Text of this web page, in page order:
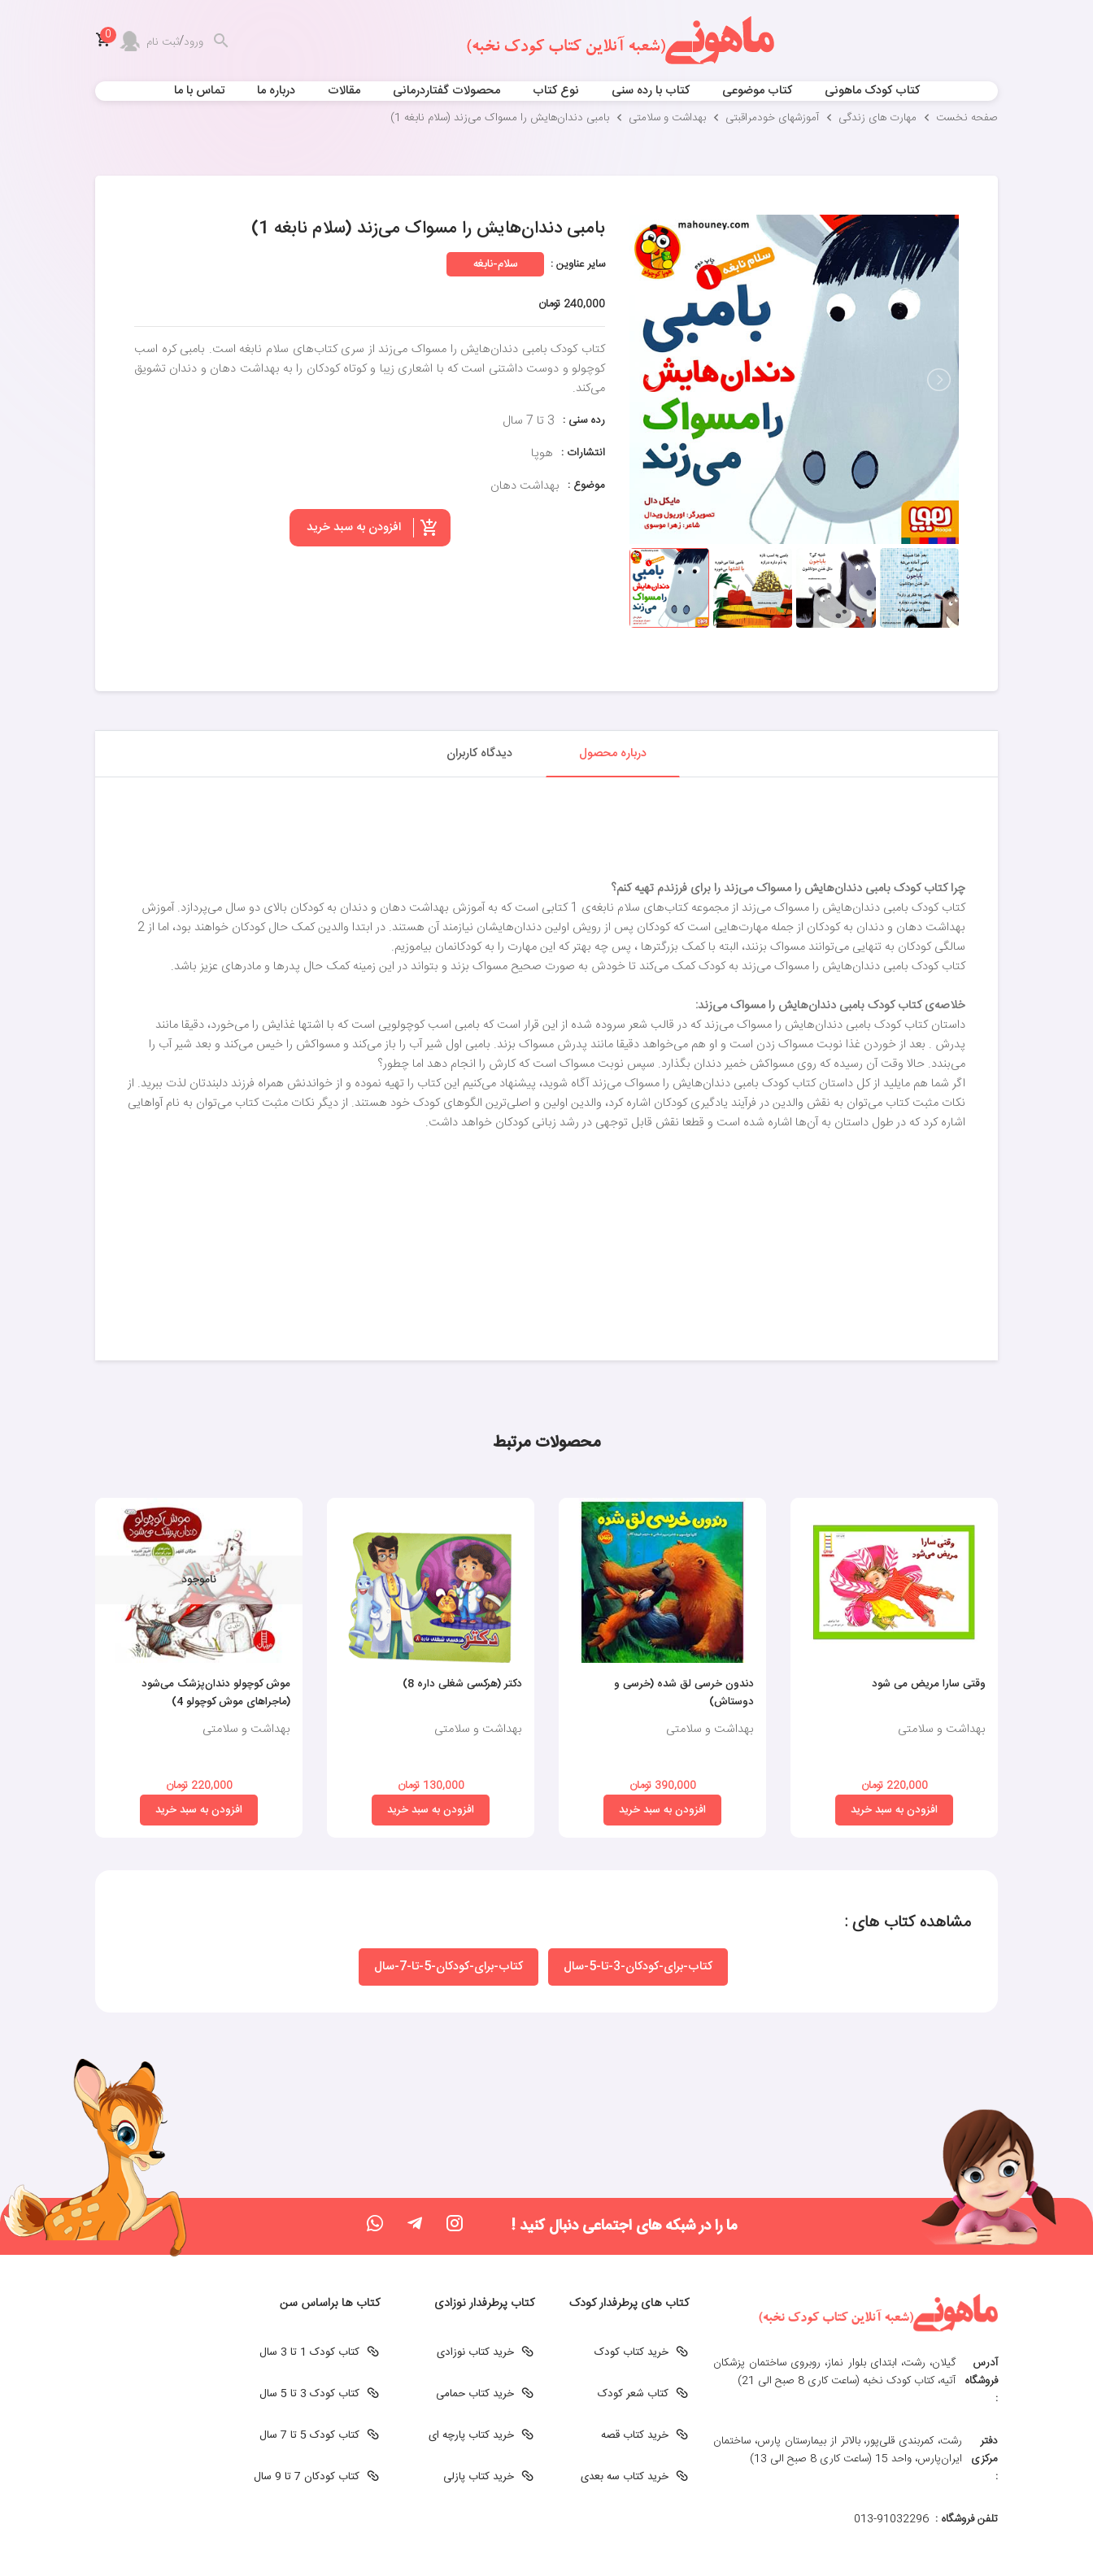
ورود/ثبت نام 0
کتاب کودک ماهونی کتاب موضوعی کتاب با رده سنی نوع کتاب محصولات گفتاردرمانی مقالات درباره ما تماس با ما
صفحه نخست مهارت های زندگی آموزشهای خودمراقبتی بهداشت و سلامتی بامبی دندان‌هایش را مسواک می‌زند (سلام نابغه 1)
بامبی دندان‌هایش را مسواک می‌زند (سلام نابغه 1)
سایر عناوین : سلام-نابغه
240,000 تومان
کتاب کودک بامبی دندان‌هایش را مسواک می‌زند از سری کتاب‌های سلام نابغه است. بامبی کره اسب
کوچولو و دوست داشتنی است که با اشعاری زیبا و کوتاه کودکان را به بهداشت دهان و دندان تشویق
می‌کند.
رده سنی : 3 تا 7 سال
انتشارات : هوپا
موضوع : بهداشت دهان
افزودن به سبد خرید
درباره محصول دیدگاه کاربران
چرا کتاب کودک بامبی دندان‌هایش را مسواک می‌زند را برای فرزندم تهیه کنم؟
کتاب کودک بامبی دندان‌هایش را مسواک می‌زند از مجموعه کتاب‌های سلام نابغه‌ی 1 کتابی است که به آموزش بهداشت دهان و دندان به کودکان بالای دو سال می‌پردازد. آموزش
بهداشت دهان و دندان به کودکان از جمله مهارت‌هایی است که کودکان پس از رویش اولین دندان‌هایشان نیازمند آن هستند. در ابتدا والدین کمک حال کودکان خواهند بود، اما از 2
سالگی کودکان به تنهایی می‌توانند مسواک بزنند، البته با کمک بزرگترها ، پس چه بهتر که این مهارت را به کودکانمان بیاموزیم.
کتاب کودک بامبی دندان‌هایش را مسواک می‌زند به کودک کمک می‌کند تا خودش به صورت صحیح مسواک بزند و بتواند در این زمینه کمک حال پدرها و مادرهای عزیز باشد.
خلاصه‌ی کتاب کودک بامبی دندان‌هایش را مسواک می‌زند:
داستان کتاب کودک بامبی دندان‌هایش را مسواک می‌زند که در قالب شعر سروده شده از این قرار است که بامبی اسب کوچولویی است که با اشتها غذایش را می‌خورد، دقیقا مانند
پدرش . بعد از خوردن غذا نوبت مسواک زدن است و او هم می‌خواهد دقیقا مانند پدرش مسواک بزند. بامبی اول شیر آب را باز می‌کند و مسواکش را خیس می‌کند و بعد شیر آب را
می‌بندد. حالا وقت آن رسیده که روی مسواکش خمیر دندان بگذارد. سپس نوبت مسواک است که کارش را انجام دهد اما چطور؟
اگر شما هم مایلید از کل داستان کتاب کودک بامبی دندان‌هایش را مسواک می‌زند آگاه شوید، پیشنهاد می‌کنیم این کتاب را تهیه نموده و از خواندنش همراه فرزند دلبندتان لذت ببرید. از
نکات مثبت کتاب می‌توان به نقش والدین در فرآیند یادگیری کودکان اشاره کرد، والدین اولین و اصلی‌ترین الگوهای کودک خود هستند. از دیگر نکات مثبت کتاب می‌توان به نام آواهایی
اشاره کرد که در طول داستان به آن‌ها اشاره شده است و قطعا نقش قابل توجهی در رشد زبانی کودکان خواهد داشت.
محصولات مرتبط
وقتی سارا مریض می شود
بهداشت و سلامتی
220,000 تومان
افزودن به سبد خرید
دندون خرسی لق شده (خرسی و
دوستاش)
بهداشت و سلامتی
390,000 تومان
افزودن به سبد خرید
دکتر (هرکسی شغلی داره 8)
بهداشت و سلامتی
130,000 تومان
افزودن به سبد خرید
ناموجود
موش کوچولو دندان‌پزشک می‌شود
(ماجراهای موش کوچولو 4)
بهداشت و سلامتی
220,000 تومان
افزودن به سبد خرید
مشاهده کتاب های :
کتاب-برای-کودکان-3-تا-5-سال کتاب-برای-کودکان-5-تا-7-سال
ما را در شبکه های اجتماعی دنبال کنید !
آدرس
فروشگاه
:
گیلان، رشت، ابتدای بلوار نماز، روبروی ساختمان پزشکان
آتیه، کتاب کودک نخبه (ساعت کاری 8 صبح الی 21)
دفتر
مرکزی
:
رشت، کمربندی قلی‌پور، بالاتر از بیمارستان پارس، ساختمان
ایران‌پارس، واحد 15 (ساعت کاری 8 صبح الی 13)
تلفن فروشگاه : 013-91032296
کتاب های پرطرفدار کودک
خرید کتاب کودک
کتاب شعر کودک
خرید کتاب قصه
خرید کتاب سه بعدی
کتاب پرطرفدار نوزادی
خرید کتاب نوزادی
خرید کتاب حمامی
خرید کتاب پارچه ای
خرید کتاب پازلی
کتاب ها براساس سن
کتاب کودک 1 تا 3 سال
کتاب کودک 3 تا 5 سال
کتاب کودک 5 تا 7 سال
کتاب کودکان 7 تا 9 سال